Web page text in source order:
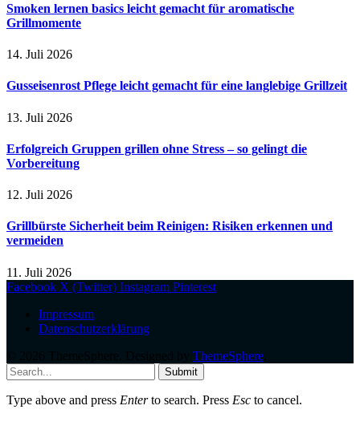
Smoken lernen basics leicht gemacht für aromatische
Grillmomente
14. Juli 2026
Gusseisenrost Pflege leicht gemacht für eine langlebige Grillzeit
13. Juli 2026
Erfolgreich Gruppen grillen ohne Stress – so gelingt die
Vorbereitung
12. Juli 2026
Grillbürste Sicherheit beim Reinigen: Risiken erkennen und
vermeiden
11. Juli 2026
Facebook X (Twitter) Instagram Pinterest
Impressum
Datenschutzerklärung
ThemeSphere
Submit
Type above and press Enterto search. Press Esc to cancel.